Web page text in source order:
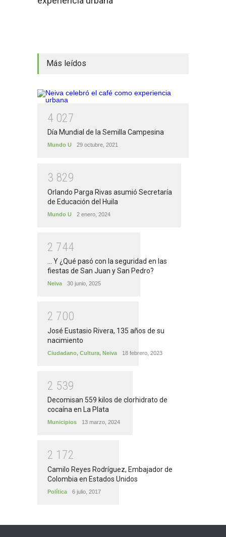
Más leídos
4 027
Día Mundial de la Semilla Campesina
Mundo U 29 octubre, 2021
3 829
Orlando Parga Rivas asumió Secretaría
de Educación del Huila
Mundo U 2 enero, 2024
2 744
... Y ¿Qué pasó con la seguridad en las
fiestas de San Juan y San Pedro?
Neiva 30 junio, 2025
2 700
José Eustasio Rivera, 135 años de su
nacimiento
Ciudadano, Cultura, Neiva 18 febrero, 2023
2 539
Decomisan 559 kilos de clorhidrato de
cocaína en La Plata
Municipios 13 marzo, 2024
2 1 72
Camilo Reyes Rodríguez, Embajador de
Colombia en Estados Unidos
Política 6 julio, 2017